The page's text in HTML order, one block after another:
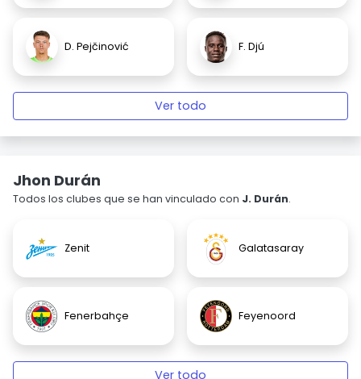
D. Pejčinović F. Djú
Ver todo
Jhon Durán
Todos los clubes que se han vinculado con J. Durán.
Zenit Galatasaray
Fenerbahçe Feyenoord
Ver todo